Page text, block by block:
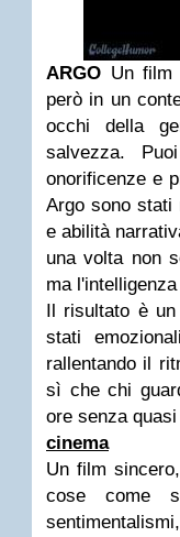
ARGO Un film
però in un
occhi della
salvezza.
onorificenze e
Argo sono stati
e abilità
una volta non
ma
Il risultato è
stati
rallentando il
sì che chi
ore senza
cinema
Un film
cose come